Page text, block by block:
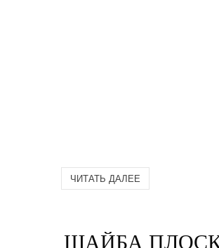
ЧИТАТЬ ДАЛЕЕ
ШАЙБА